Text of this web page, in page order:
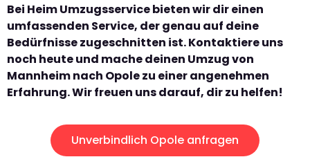
Bei Heim Umzugsservice bieten wir dir einen
umfassenden Service, der genau auf deine
Bedürfnisse zugeschnitten ist. Kontaktiere uns
noch heute und mache deinen Umzug von
Mannheim nach Opole zu einer angenehmen
Erfahrung. Wir freuen uns darauf, dir zu helfen!
Unverbindlich Opole anfragen